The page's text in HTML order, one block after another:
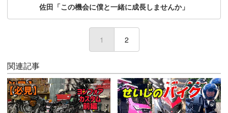
佐田「この機会に僕と一緒に成長しませんか」
1 (current)
2
関連記事